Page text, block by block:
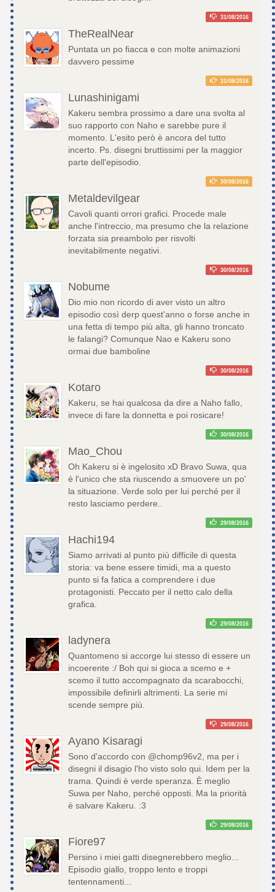
31/08/2016
TheRealNear
Puntata un po fiacca e con molte animazioni
davvero pessime
31/08/2016
Lunashinigami
Kakeru sembra prossimo a dare una svolta al
suo rapporto con Naho e sarebbe pure il
momento. L'esito però è ancora del tutto
incerto. Ps. disegni bruttissimi per la maggior
parte dell'episodio.
30/08/2016
Metaldevilgear
Cavoli quanti orrori grafici. Procede male
anche l'intreccio, ma presumo che la relazione
forzata sia preambolo per risvolti
inevitabilmente negativi.
30/08/2016
Nobume
Dio mio non ricordo di aver visto un altro
episodio così derp quest'anno o forse anche in
una fetta di tempo più alta, gli hanno troncato
le falangi? Comunque Nao e Kakeru sono
ormai due bamboline
30/08/2016
Kotaro
Kakeru, se hai qualcosa da dire a Naho fallo,
invece di fare la donnetta e poi rosicare!
30/08/2016
Mao_Chou
Oh Kakeru si è ingelosito xD Bravo Suwa, qua
è l'unico che sta riuscendo a smuovere un po'
la situazione. Verde solo per lui perché per il
resto lasciamo perdere..
29/08/2016
Hachi194
Siamo arrivati al punto più difficile di questa
storia: va bene essere timidi, ma a questo
punto si fa fatica a comprendere i due
protagonisti. Peccato per il netto calo della
grafica.
29/08/2016
ladynera
Quantomeno si accorge lui stesso di essere un
incoerente :/ Boh qui si gioca a scemo e +
scemo il tutto accompagnato da scarabocchi,
impossibile definirli altrimenti. La serie mi
scende sempre più.
29/08/2016
Ayano Kisaragi
Sono d'accordo con @chomp96v2, ma per i
disegni il disagio l'ho visto solo qui. Idem per la
trama. Quindi è verde speranza. È meglio
Suwa per Naho, perché opposti. Ma la priorità
è salvare Kakeru. :3
29/08/2016
Fiore97
Persino i miei gatti disegnerebbero meglio...
Episodio giallo, troppo lento e troppi
tentennamenti...